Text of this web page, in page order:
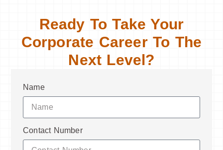
Ready To Take Your
Corporate Career To The
Next Level?
Name
Contact Number